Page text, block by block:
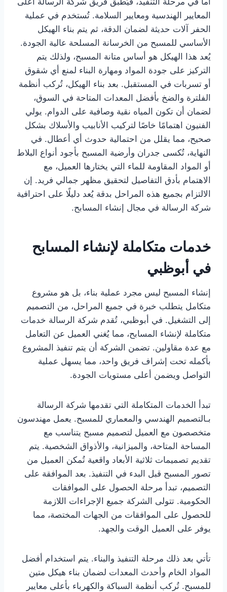
المعايير الهندسية ومعايير السلامة. تُستخدم في عملية
الحفر آلات حديثة لضمان الدقة، ثم يتم بناء الهيكل
الأساسي للمسبح من الخرسانة المسلحة عالية الجودة.
يُعد هذا الهيكل هو أساس متانة المسبح، ولذلك يتم
التركيز على جودة المواد ومهارة البناء لمنع أي شقوق
أو تسربات في المستقبل. بعد بناء الهيكل، تُركب أنظمة
الفلترة والضخ بأفضل المعدات المتاحة في السوق،
لضمان أن تكون المياه نقية وصافية على الدوام. يولي
الفنيون اهتمامًا خاصًا لتركيب الأنابيب والأسلاك بشكل
صحيح، مما يقلل من احتمالية حدوث أي أعطال. في
النهاية، تُكسى جدران وأرضية المسبح بأجود أنواع البلاط
أو المواد المقاومة للماء التي يختارها العميل، مع
الاهتمام بأدق التفاصيل لتحقيق مظهر جمالي فريد. إن
الالتزام بجميع هذه المراحل بدقة يُعد دليلًا على احترافية
شركة الرسالة في مجال إنشاء المسابح.
خدمات متكاملة لإنشاء المسابح
في أبوظبي
إنشاء المسبح ليس مجرد عملية بناء، بل هو مشروع
متكامل يتطلب خبرة في جميع المراحل، من التصميم
إلى التشغيل. في أبوظبي، تُقدم شركة الرسالة خدمات
متكاملة لإنشاء المسابح، مما يُغني العميل عن التعامل
مع عدة مقاولين. تضمن الشركة أن يتم تنفيذ المشروع
بأكمله تحت إشراف فريق واحد، مما يسهل عملية
التواصل ويضمن أعلى مستويات الجودة.
تبدأ الخدمات المتكاملة التي تقدمها شركة الرسالة
بـالتصميم الهندسي والمعماري للمسبح. يعمل مهندسون
متخصصون مع العميل لتصميم مسبح يتناسب مع
المساحة المتاحة، والميزانية، والأذواق الشخصية. يتم
تقديم تصميمات ثلاثية الأبعاد واقعية تُمكن العميل من
تصور المسبح قبل البدء في التنفيذ. بعد الموافقة على
التصميم، تبدأ مرحلة الحصول على الموافقات
الحكومية. تتولى الشركة جميع الإجراءات اللازمة
للحصول على الموافقات من الجهات المختصة، مما
يوفر على العميل الوقت والجهد.
تأتي بعد ذلك مرحلة التنفيذ والبناء. يتم استخدام أفضل
المواد الخام وأحدث المعدات لضمان بناء هيكل متين
للمسبح. تُركب أنظمة السباكة والكهرباء بأعلى معايير